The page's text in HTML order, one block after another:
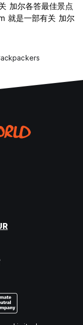
8.0
加尔各答最佳景点
就是一部有关 加尔